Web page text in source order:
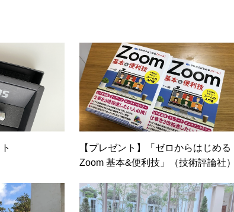
ートナー取材など）…ほか、多数執筆。●連絡先 メー
【プレゼント】「ゼロからはじめる
Zoom 基本&便利技」（技術評論社